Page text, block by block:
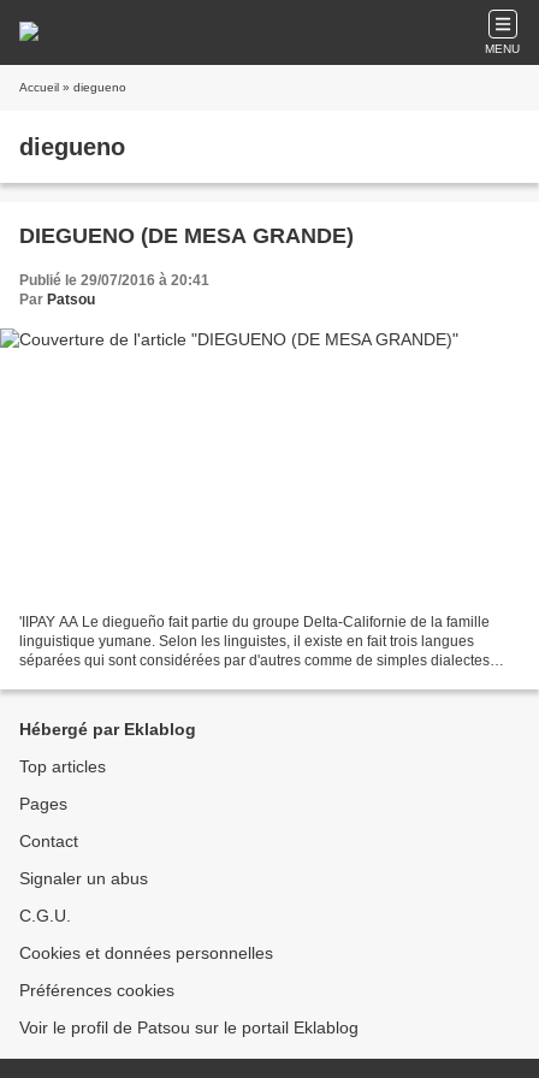
MENU
Accueil » diegueno
diegueno
DIEGUENO (DE MESA GRANDE)
Publié le 29/07/2016 à 20:41
Par Patsou
'IIPAY AA Le diegueño fait partie du groupe Delta-Californie de la famille
linguistique yumane. Selon les linguistes, il existe en fait trois langues
séparées qui sont considérées par d'autres comme de simples dialectes
Hébergé par Eklablog
Top articles
Pages
Contact
Signaler un abus
C.G.U.
Cookies et données personnelles
Préférences cookies
Voir le profil de Patsou sur le portail Eklablog